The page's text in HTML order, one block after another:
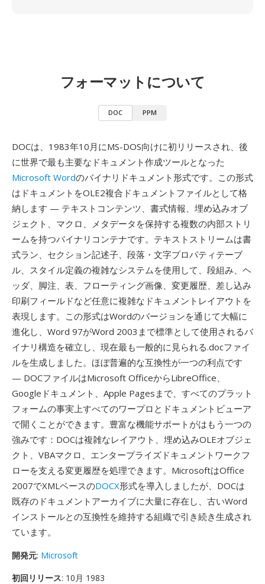
フォーマットについて
DOC PPM
DOCは、1983年10月にMS-DOS向けに初リリースされ、後
に世界で最も主要なドキュメント作成ツールとなった
Microsoft Wordのバイナリドキュメント形式です。この形式
はドキュメントをOLE2複合ドキュメントファイルとして格
納します — テキストコンテンツ、書式情報、埋め込みオブ
ジェクト、マクロ、メタデータを保持する複数の内部ストリ
ームを持つバイナリコンテナです。テキストストリームは書
式ラン、セクション記述子、段落・文字プロパティテーブ
ル、スタイル定義の複雑なシステムを使用して、段組み、ヘ
ッダ、脚注、表、フローティング画像、変更履歴、差し込み
印刷フィールドなど任意に複雑なドキュメントレイアウトを
表現します。この形式はWordのバージョンを通じて大幅に
進化し、Word 97がWord 2003まで標準として使用されるバ
イナリ構造を確立し、現在最も一般的に見られる.docファイ
ルを生成しました。ほぼ普遍的な互換性が一つの利点です
— DOCファイルはMicrosoft OfficeからLibreOffice、
Googleドキュメント、Apple Pagesまで、すべてのプラット
フォームの事実上すべてのワープロとドキュメントビューア
で開くことができます。豊富な機能サポートがはもう一つの
強みです：DOCは複雑なレイアウト、埋め込みOLEオブジェ
クト、VBAマクロ、エンタープライズドキュメントワークフ
ローを支える変更履歴を処理できます。MicrosoftはOffice
2007でXMLベースのDOCX形式を導入しましたが、DOCは
既存のドキュメントアーカイブに大量に存在し、古いWord
インストールとの互換性を維持する組織で引き続き生成され
ています。
開発元: Microsoft
初回リリース: 10月 1983